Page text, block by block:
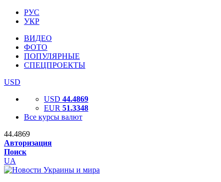
РУС
УКР
ВИДЕО
ФОТО
ПОПУЛЯРНЫЕ
СПЕЦПРОЕКТЫ
USD
USD 44.4869
EUR 51.3348
Все курсы валют
44.4869
Авторизация
Поиск
UA